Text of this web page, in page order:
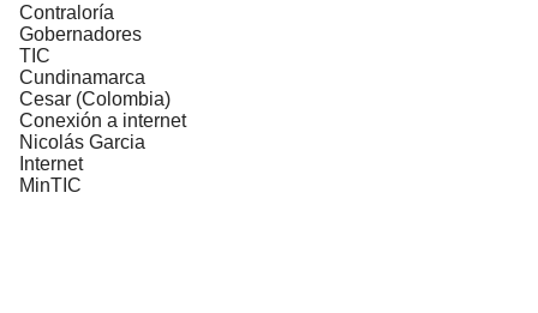
Contraloría
Gobernadores
TIC
Cundinamarca
Cesar (Colombia)
Conexión a internet
Nicolás Garcia
Internet
MinTIC